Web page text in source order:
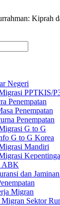
Kiprah
Negeri
PPTKIS/
Penempatan
Penempatan
Penempatan
G to G
G to G Korea
Mandiri
ABK
dan
Migran
Migran Sektor